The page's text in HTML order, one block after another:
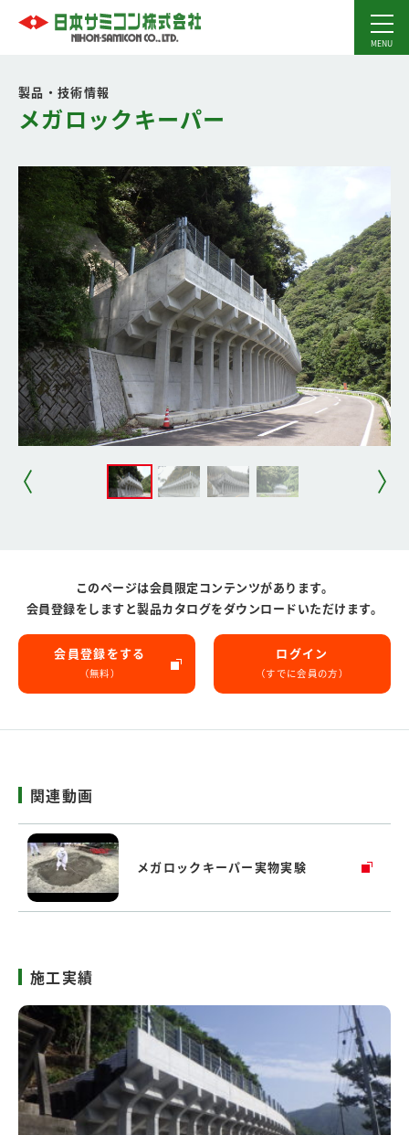
製品・技術情報
メガロックキーパー
このページは会員限定コンテンツがあります。
会員登録をしますと製品カタログをダウンロードいただけます。
会員登録をする
（無料）
ログイン
（すでに会員の方）
関連動画
メガロックキーパー実物実験
施工実績